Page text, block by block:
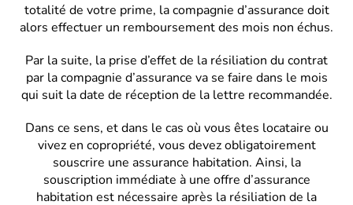
totalité de votre prime, la compagnie d’assurance doit
alors effectuer un remboursement des mois non échus.
Par la suite, la prise d’effet de la résiliation du contrat
par la compagnie d’assurance va se faire dans le mois
qui suit la date de réception de la lettre recommandée.
Dans ce sens, et dans le cas où vous êtes locataire ou
vivez en copropriété, vous devez obligatoirement
souscrire une assurance habitation. Ainsi, la
souscription immédiate à une offre d’assurance
habitation est nécessaire après la résiliation de la